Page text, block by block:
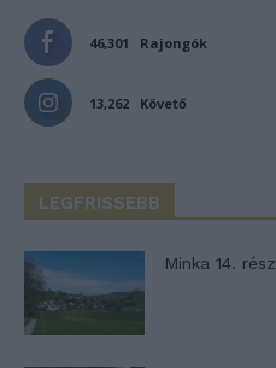
46,301 Rajongók
13,262 Követő
LEGFRISSEBB
Minka 14. rész